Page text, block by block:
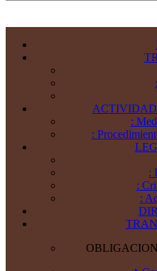
:
:
:
:
: